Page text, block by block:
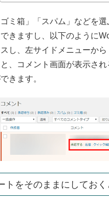
ゴミ箱」「スパム」などを
きますし、以下のように
し、左サイドメニューから
、コメント画面が表示さ
きます。
トをそのままにしておく